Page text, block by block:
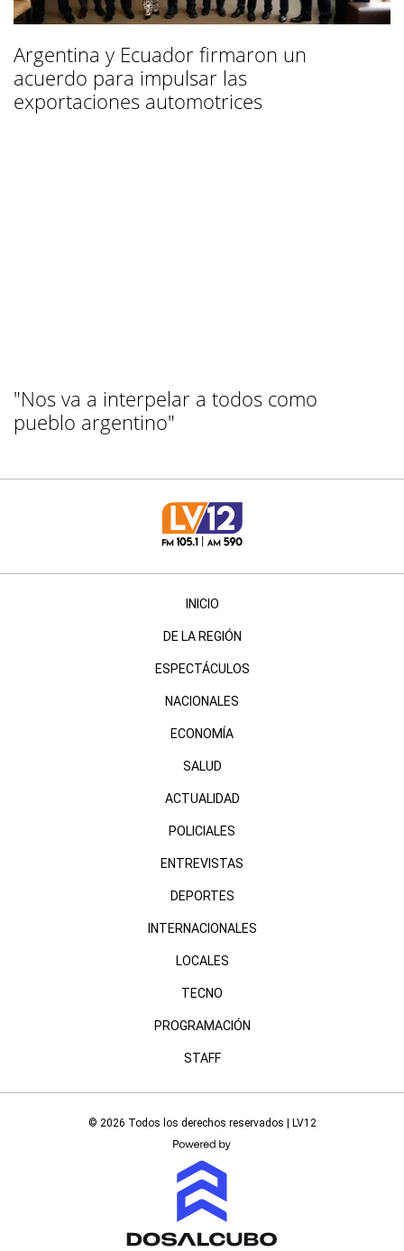
Argentina y Ecuador firmaron un
acuerdo para impulsar las
exportaciones automotrices
"Nos va a interpelar a todos como
pueblo argentino"
INICIO
DE LA REGIÓN
ESPECTÁCULOS
NACIONALES
ECONOMÍA
SALUD
ACTUALIDAD
POLICIALES
ENTREVISTAS
DEPORTES
INTERNACIONALES
LOCALES
TECNO
PROGRAMACIÓN
STAFF
© 2026 Todos los derechos reservados | LV12